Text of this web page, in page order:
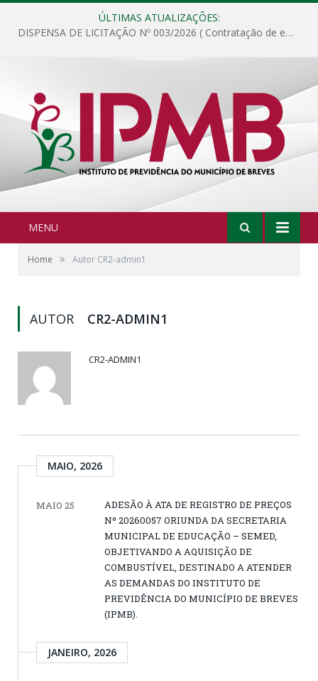
ÚLTIMAS ATUALIZAÇÕES:
DISPENSA DE LICITAÇÃO Nº 003/2026 ( Contratação de empresa para fornecimento de gêneros alimentícios não perecíveis, materiais de expediente, descartáveis, copa e cozinha, para análise e posterior publicação.)
MENU
Home » Autor CR2-admin1
AUTOR CR2-ADMIN1
CR2-ADMIN1
MAIO, 2026
MAIO 25
ADESÃO À ATA DE REGISTRO DE PREÇOS
Nº 20260057 ORIUNDA DA SECRETARIA
MUNICIPAL DE EDUCAÇÃO – SEMED,
OBJETIVANDO A AQUISIÇÃO DE
COMBUSTÍVEL, DESTINADO A ATENDER
AS DEMANDAS DO INSTITUTO DE
PREVIDÊNCIA DO MUNICÍPIO DE BREVES
(IPMB).
JANEIRO, 2026